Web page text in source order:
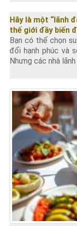
Hãy là một “lãnh
thế giới đầy biến
Bạn có thể chọn
đổi hạnh phúc và
Nhưng các nhà